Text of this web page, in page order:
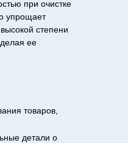
при очистке
упрощает
степени
ее
товаров,
детали о